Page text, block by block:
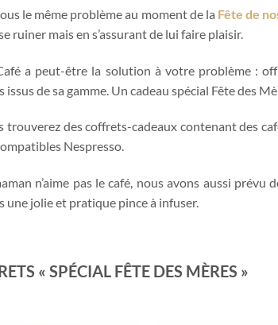
le même problème au moment de la Fête de
ruiner mais en s’assurant de lui faire plaisir.
a peut-être la solution à votre problème :
issus de sa gamme. Un cadeau spécial Fête des
trouverez des coffrets-cadeaux contenant des
Nespresso.
n’aime pas le café, nous avons aussi
une jolie et pratique pince à infuser.
« SPÉCIAL FÊTE DES MÈRES »